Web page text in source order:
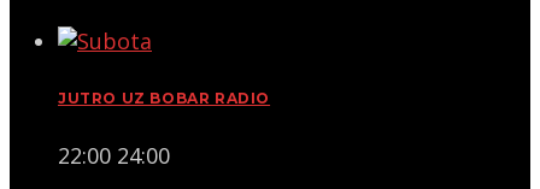
JUTRO UZ BOBAR RADIO
22:00 24:00